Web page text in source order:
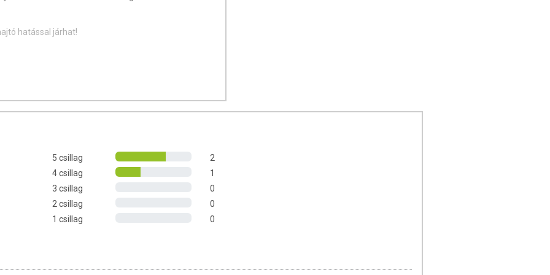
hatással járhat!
5 csillag
2
4 csillag
1
3 csillag
0
2 csillag
0
1 csillag
0